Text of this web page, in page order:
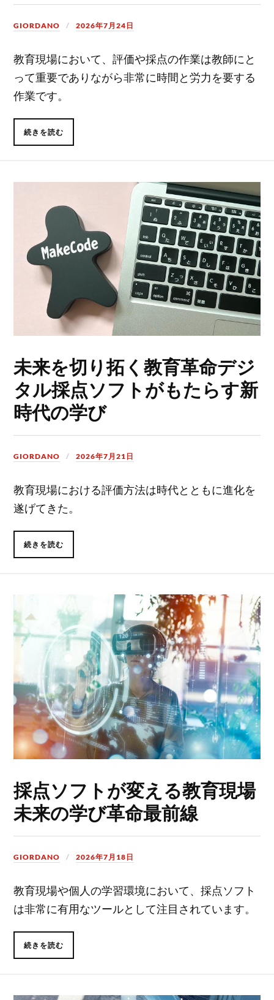
GIORDANO 2026年7月24日
教育現場において、評価や採点の作業は教師にと
って重要でありながら非常に時間と労力を要する
作業です。
続きを読む
未来を切り拓く教育革命デジ
タル採点ソフトがもたらす新
時代の学び
GIORDANO 2026年7月21日
教育現場における評価方法は時代とともに進化を
遂げてきた。
続きを読む
採点ソフトが変える教育現場
未来の学び革命最前線
GIORDANO 2026年7月18日
教育現場や個人の学習環境において、採点ソフト
は非常に有用なツールとして注目されています。
続きを読む